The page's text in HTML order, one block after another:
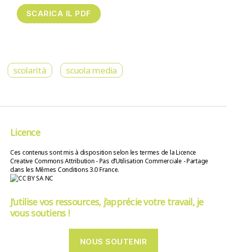
scolarità scuola media
Licence
Ces contenus sont mis à disposition selon les termes de la Licence
Creative Commons Attribution - Pas d’Utilisation Commerciale - Partage
dans les Mêmes Conditions 3.0 France.
J’utilise vos ressources, j’apprécie votre travail, je
vous soutiens !
NOUS SOUTENIR